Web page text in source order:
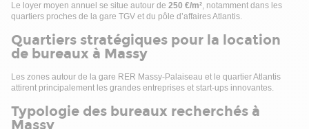
Le loyer moyen annuel se situe autour de 250 €/m², notamment dans les
quartiers proches de la gare TGV et du pôle d’affaires Atlantis.
Quartiers stratégiques pour la location
de bureaux à Massy
Les zones autour de la gare RER Massy-Palaiseau et le quartier Atlantis
attirent principalement les grandes entreprises et start-ups innovantes.
Typologie des bureaux recherchés à
Massy